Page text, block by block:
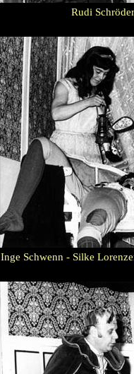
Rudi
Inge Schwenn - Silke